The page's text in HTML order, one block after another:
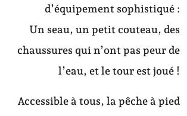
d’équipement sophistiqué :
Un seau, un petit couteau, des
chaussures qui n’ont pas peur de
l’eau, et le tour est joué !
Accessible à tous, la pêche à pied